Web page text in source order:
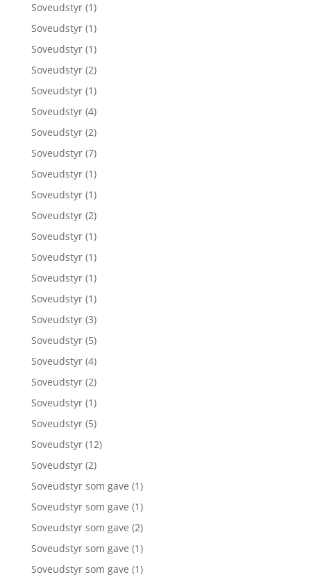
Soveudstyr (1)
Soveudstyr (1)
Soveudstyr (1)
Soveudstyr (2)
Soveudstyr (1)
Soveudstyr (4)
Soveudstyr (2)
Soveudstyr (7)
Soveudstyr (1)
Soveudstyr (1)
Soveudstyr (2)
Soveudstyr (1)
Soveudstyr (1)
Soveudstyr (1)
Soveudstyr (1)
Soveudstyr (3)
Soveudstyr (5)
Soveudstyr (4)
Soveudstyr (2)
Soveudstyr (1)
Soveudstyr (5)
Soveudstyr (12)
Soveudstyr (2)
Soveudstyr som gave (1)
Soveudstyr som gave (1)
Soveudstyr som gave (2)
Soveudstyr som gave (1)
Soveudstyr som gave (1)